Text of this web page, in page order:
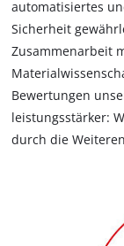
automatisiertes
Sicherheit
Zusammenarbeit
Bewertungen
leistungsstärker:
durch die